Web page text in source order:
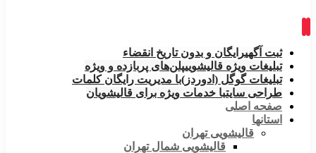
ثبت آگهیرایگان و بدون تاریخ انقضاء
تبلیغات ویژه قالیشوییپلن‌های پربازده و ویژه
تبلیغات گوگل (ادوردز)با مدیریت رایگان کلمات
طراحی سایتبا خدمات ویژه برای قالیشویان
صفحه اصلی
استانها
قالیشویی تهران
قالیشویی شمال تهران